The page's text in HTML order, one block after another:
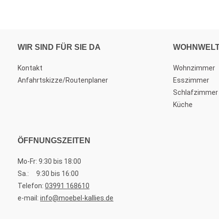
WIR SIND FÜR SIE DA
Kontakt
Anfahrtskizze/Routenplaner
Wohnzimmer
Esszimmer
Schlafzimmer
Küche
ÖFFNUNGSZEITEN
Mo-Fr: 9:30 bis 18:00
Sa.: 9:30 bis 16:00
Telefon: 03991 168610
e-mail: info@moebel-kallies.de